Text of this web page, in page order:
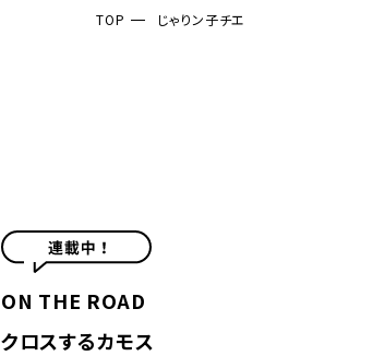
TOP じゃりン子チエ
ON THE ROAD
クロスするカモス